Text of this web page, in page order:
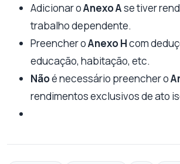
Adicionar oAnexo Ase tiver
trabalho dependente.
Preencher oAnexo Hcom
educação, habitação, etc.
Nãoé necessário preencher o
rendimentos exclusivos de ato